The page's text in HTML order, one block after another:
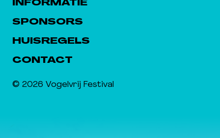
INFORMATIE
SPONSORS
HUISREGELS
CONTACT
© 2026 Vogelvrij Festival